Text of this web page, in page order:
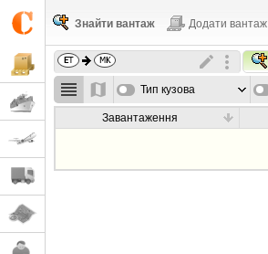
Знайти вантаж Додати вантаж
Тип кузова
Завантаження